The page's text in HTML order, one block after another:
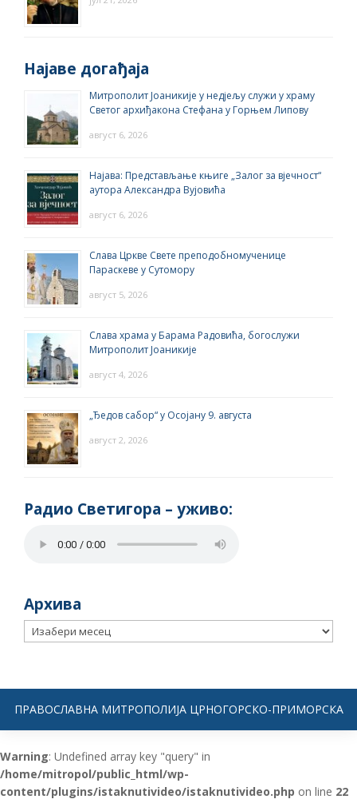
Најаве догађаја
Митрополит Јоаникије у недјељу служи у храму
Светог архиђакона Стефана у Горњем Липову
август 6, 2026
Најава: Представљање књиге „Залог за вјечност“
аутора Александра Вујовића
август 6, 2026
Слава Цркве Свете преподобномученице
Параскеве у Сутомору
август 5, 2026
Слава храма у Барама Радовића, богослужи
Митрополит Јоаникије
август 4, 2026
„Ђедов сабор“ у Осојану 9. августа
август 2, 2026
Радио Светигора – yживо:
Архива
Архива
ПРАВОСЛАВНА МИТРОПОЛИЈА ЦРНОГОРСКО-ПРИМОРСКА
Warning: Undefined array key "query" in
/home/mitropol/public_html/wp-
content/plugins/istaknutivideo/istaknutivideo.php on line 22